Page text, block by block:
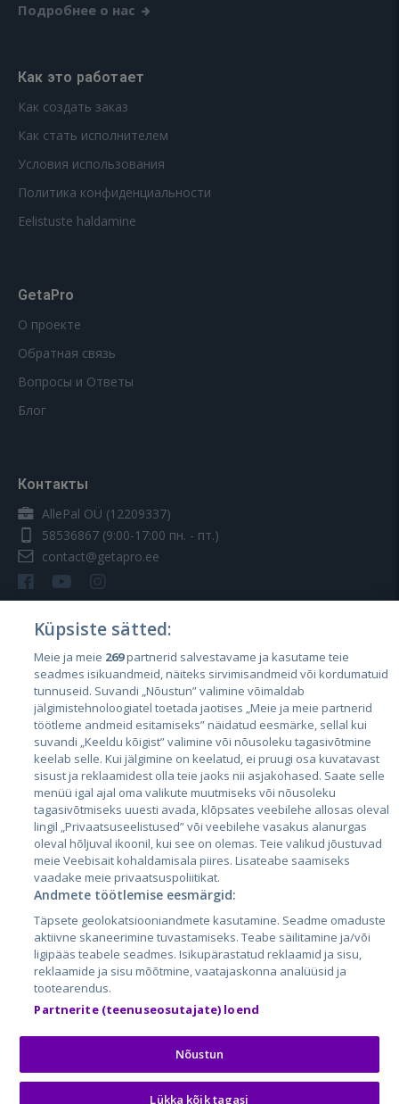
Подробнее о нас
Как это работает
Как создать заказ
Как стать исполнителем
Условия использования
Политика конфиденциальности
Eelistuste haldamine
GetaPro
О проекте
Обратная связь
Вопросы и Ответы
Блог
Контакты
AllePal OÜ (12209337)
58536867 (9:00-17:00 пн. - пт.)
contact@getapro.ee
Страны
Эстония
Латвия
Литва
City24.lv
City24.ee
GetaPro.lv
GetaPro.ee
Autoplius.lt
Aruodas.lt
CVbankas.lt
Kainos.lt
Paslaugos.lt
auto24.ee
Osta.ee
KuldneBörs.ee
Küpsiste sätted:
Meie ja meie 269partnerid salvestavame ja kasutame teie
seadmes isikuandmeid, näiteks sirvimisandmeid või kordumatuid
tunnuseid. Suvandi „Nõustun” valimine võimaldab
jälgimistehnoloogiatel toetada jaotises „Meie ja meie partnerid
töötleme andmeid esitamiseks” näidatud eesmärke, sellal kui
suvandi „Keeldu kõigist” valimine või nõusoleku tagasivõtmine
keelab selle. Kui jälgimine on keelatud, ei pruugi osa kuvatavast
sisust ja reklaamidest olla teie jaoks nii asjakohased. Saate selle
menüü igal ajal oma valikute muutmiseks või nõusoleku
tagasivõtmiseks uuesti avada, klõpsates veebilehe allosas oleval
lingil „Privaatsuseelistused” või veebilehe vasakus alanurgas
oleval hõljuval ikoonil, kui see on olemas. Teie valikud jõustuvad
meie Veebisait kohaldamisala piires. Lisateabe saamiseks
vaadake meie privaatsuspoliitikat.
Andmete töötlemise eesmärgid:
Täpsete geolokatsiooniandmete kasutamine. Seadme omaduste
aktiivne skaneerimine tuvastamiseks. Teabe säilitamine ja/või
ligipääs teabele seadmes. Isikupärastatud reklaamid ja sisu,
reklaamide ja sisu mõõtmine, vaatajaskonna analüüsid ja
tootearendus.
Partnerite (teenuseosutajate) loend
Nõustun
Lükka kõik tagasi